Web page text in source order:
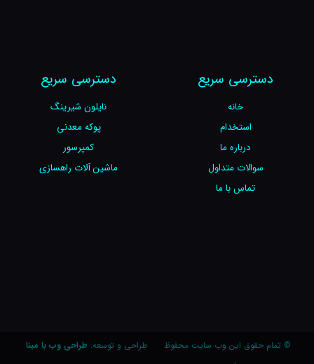
دسترسی سریع
خانه
استخدام
درباره ما
سوالات متداول
تماس با ما
دسترسی سریع
نایلون شیرینگ
پوکه معدنی
کمپرسور
ماشین آلات راهسازی
© تمام حقوق این وب سایت محفوظ
طراحی و توسعه: طراحی وب با مبنا